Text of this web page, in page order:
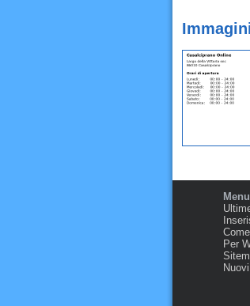
Menu
Per